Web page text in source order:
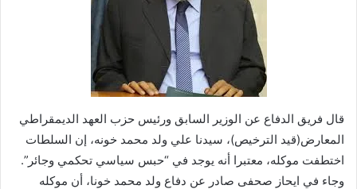
قال فريق الدفاع عن الوزير السابق ورئيس حزب العهد الديمقراطي
المعارض(قيد الترخيص)، سيدنا علي ولد محمد خونه، إن السلطات
اختطفت موكله، معتبرا أنه يوجد في “حبس سياسي تحكمي وجائر”.
وجاء في ايحاز صحفى صادر عن دفاع ولد محمد خونا، أن موكله